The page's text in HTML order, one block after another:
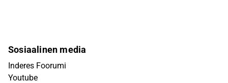
Sosiaalinen media
Inderes Foorumi
Youtube